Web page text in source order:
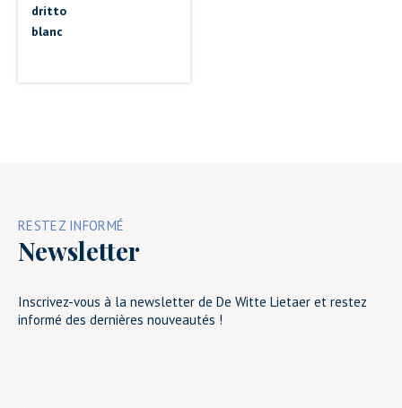
dritto
blanc
RESTEZ INFORMÉ
Newsletter
Inscrivez-vous à la newsletter de De Witte Lietaer et restez
informé des dernières nouveautés !